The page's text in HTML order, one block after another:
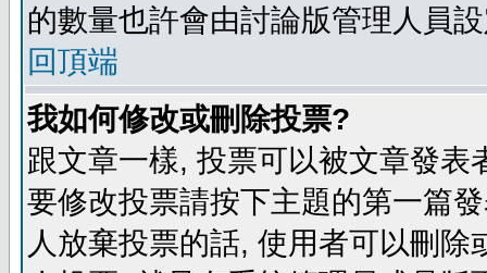
的數量也許會由討論版管理人員
回頂端
我如何修改或刪除投票?
跟文章一樣, 投票可以被文章發
要修改投票請按下主題的第一篇
人放棄投票的話, 使用者可以刪